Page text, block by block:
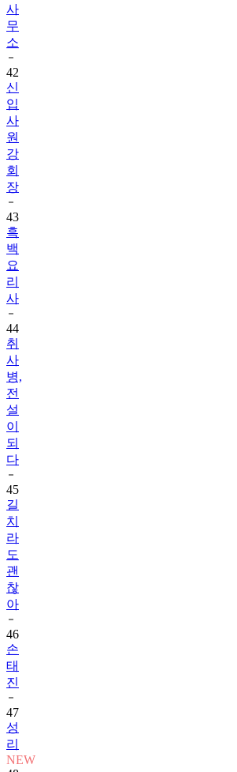
사
무
소
42
신
입
사
원
강
회
장
43
흑
백
요
리
사
44
취
사
병,
전
설
이
되
다
45
길
치
라
도
괜
찮
아
46
손
태
진
47
성
리
NEW